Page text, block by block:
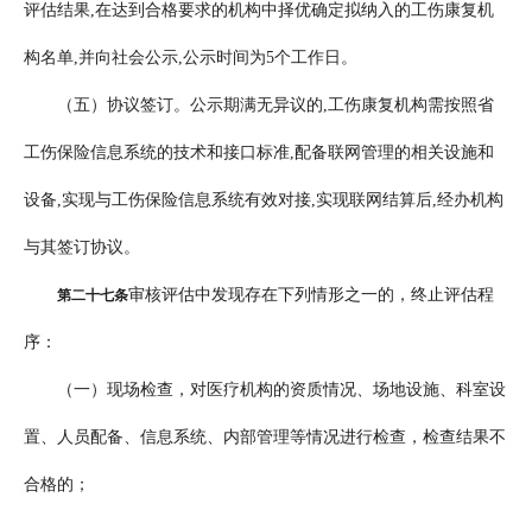
评估结果,在达到合格要求的机构中择优确定拟纳入的工伤康复机
构名单,并向社会公示,公示时间为5个工作日。
（五）协议签订。公示期满无异议的,工伤康复机构需按照省
工伤保险信息系统的技术和接口标准,配备联网管理的相关设施和
设备,实现与工伤保险信息系统有效对接,实现联网结算后,经办机构
与其签订协议。
第二十七条审核评估中发现存在下列情形之一的，终止评估程
序：
（一）现场检查，对医疗机构的资质情况、场地设施、科室设
置、人员配备、信息系统、内部管理等情况进行检查，检查结果不
合格的；